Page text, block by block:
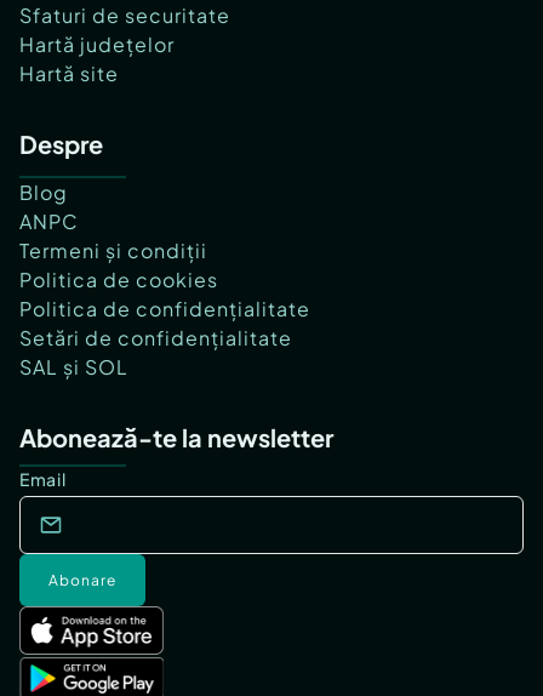
Sfaturi de securitate
Hartă județelor
Hartă site
Despre
Blog
ANPC
Termeni și condiții
Politica de cookies
Politica de confidențialitate
Setări de confidențialitate
SAL și SOL
Abonează-te la newsletter
Email
Abonare